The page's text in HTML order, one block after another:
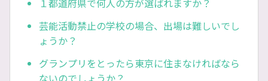
１都道府県で何人の方が選ばれますか？
芸能活動禁止の学校の場合、出場は難しいでし
ょうか？
グランプリをとったら東京に住まなければなら
ないのでしょうか？